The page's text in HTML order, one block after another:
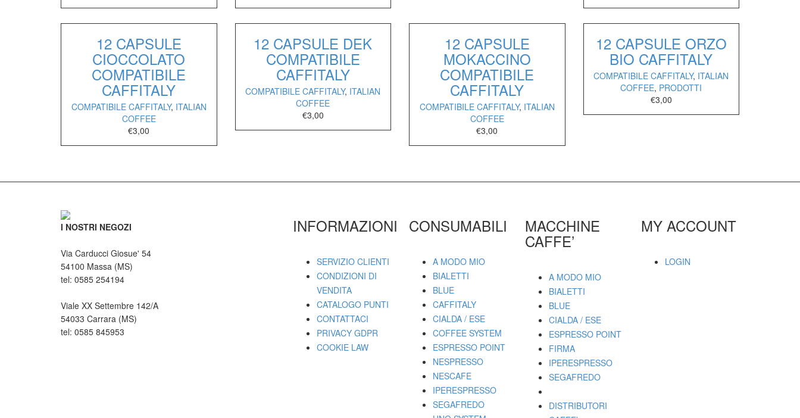
12 CAPSULE
CIOCCOLATO
COMPATIBILE
CAFFITALY
COMPATIBILE CAFFITALY, ITALIAN
COFFEE
€3,00
12 CAPSULE DEK
COMPATIBILE
CAFFITALY
COMPATIBILE CAFFITALY, ITALIAN
COFFEE
€3,00
12 CAPSULE
MOKACCINO
COMPATIBILE
CAFFITALY
COMPATIBILE CAFFITALY, ITALIAN
COFFEE
€3,00
12 CAPSULE ORZO
BIO CAFFITALY
COMPATIBILE CAFFITALY, ITALIAN
COFFEE, PRODOTTI
€3,00
I NOSTRI NEGOZI
Via Carducci Giosue' 54
54100 Massa (MS)
tel: 0585 254194
Viale XX Settembre 142/A
54033 Carrara (MS)
tel: 0585 845953
INFORMAZIONI
SERVIZIO CLIENTI
CONDIZIONI DI
VENDITA
CATALOGO PUNTI
CONTATTACI
PRIVACY GDPR
COOKIE LAW
CONSUMABILI
A MODO MIO
BIALETTI
BLUE
CAFFITALY
CIALDA / ESE
COFFEE SYSTEM
ESPRESSO POINT
NESPRESSO
NESCAFE
IPERESPRESSO
SEGAFREDO
MACCHINE
CAFFE’
A MODO MIO
BIALETTI
BLUE
CIALDA / ESE
ESPRESSO POINT
FIRMA
IPERESPRESSO
SEGAFREDO
DISTRIBUTORI
MY ACCOUNT
LOGIN